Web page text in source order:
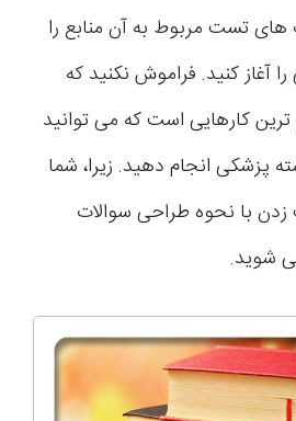
های تست مربوط به آن منابع را
آغاز کنید. فراموش نکنید که
کارهایی است که می توانید
پزشکی انجام دهید. زیرا، شما
زدن با نحوه طراحی سوالات
شوید.